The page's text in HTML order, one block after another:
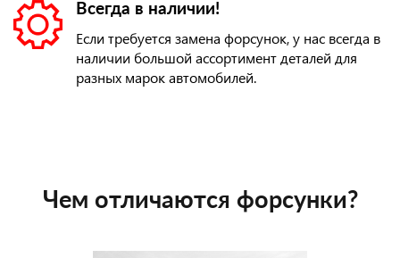
Всегда в наличии!
Если требуется замена форсунок, у нас всегда в
наличии большой ассортимент деталей для
разных марок автомобилей.
Чем отличаются форсунки?